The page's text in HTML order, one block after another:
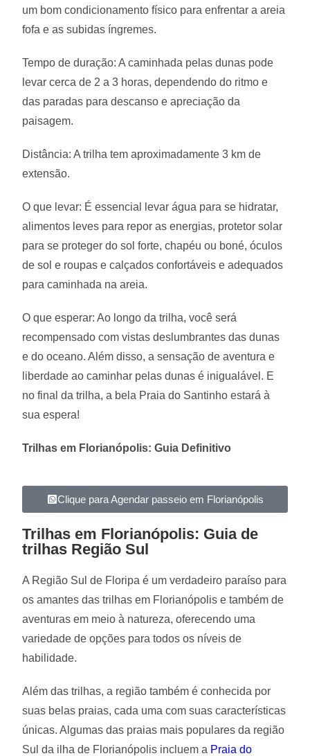
um bom condicionamento físico para enfrentar a areia
fofa e as subidas íngremes.
Tempo de duração: A caminhada pelas dunas pode
levar cerca de 2 a 3 horas, dependendo do ritmo e
das paradas para descanso e apreciação da
paisagem.
Distância: A trilha tem aproximadamente 3 km de
extensão.
O que levar: É essencial levar água para se hidratar,
alimentos leves para repor as energias, protetor solar
para se proteger do sol forte, chapéu ou boné, óculos
de sol e roupas e calçados confortáveis e adequados
para caminhada na areia.
O que esperar: Ao longo da trilha, você será
recompensado com vistas deslumbrantes das dunas
e do oceano. Além disso, a sensação de aventura e
liberdade ao caminhar pelas dunas é inigualável. E
no final datrilha, a bela Praia do Santinho estará à
sua espera!
Trilhas em Florianópolis: Guia Definitivo
Clique para Agendar passeio em Florianópolis
Trilhas em Florianópolis: Guia de
trilhas Região Sul
A Região Sul de Floripa é um verdadeiro paraíso para
os amantes das trilhas em Florianópolis e também de
aventuras em meio à natureza, oferecendo uma
variedade de opções para todos os níveis de
habilidade.
Além das trilhas, a região também é conhecida por
suas belas praias, cada uma com suas características
únicas. Algumas das praias mais populares da região
Sul da ilha de Florianópolis incluem a Praia do